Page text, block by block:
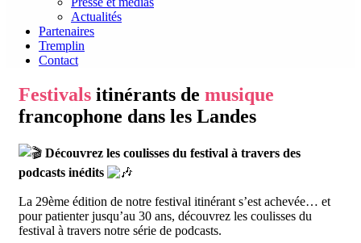
Actualités
Partenaires
Tremplin
Contact
Festivals itinérants de musique
francophone dans les Landes
Découvrez les coulisses du festival à travers des
podcasts inédits
La 29ème édition de notre festival itinérant s’est achevée… et
pour patienter jusqu’au 30 ans, découvrez les coulisses du
festival à travers notre série de podcasts.